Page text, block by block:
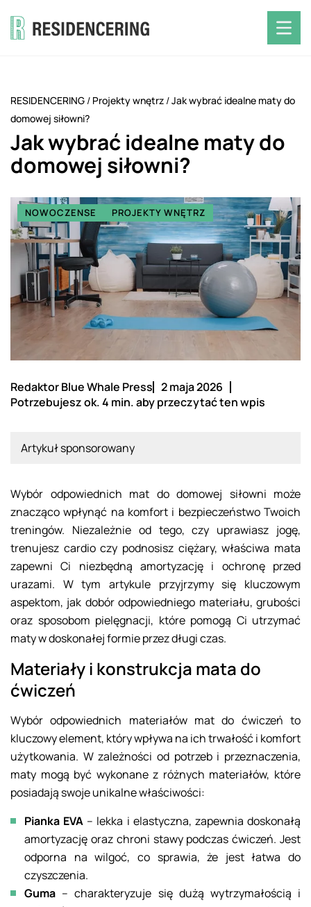
RESIDENCERING / Projekty wnętrz /Jak wybrać idealne maty do
domowej siłowni?
Jak wybrać idealne maty do
domowej siłowni?
NOWOCZENSE PROJEKTY WNĘTRZ
Redaktor Blue Whale Press 2 maja 2026
Potrzebujesz ok. 4 min. aby przeczytać ten wpis
Artykuł sponsorowany
Wybór odpowiednich mat do domowej siłowni może
znacząco wpłynąć na komfort i bezpieczeństwo Twoich
treningów. Niezależnie od tego, czy uprawiasz jogę,
trenujesz cardio czy podnosisz ciężary, właściwa mata
zapewni Ci niezbędną amortyzację i ochronę przed
urazami. W tym artykule przyjrzymy się kluczowym
aspektom, jak dobór odpowiedniego materiału, grubości
oraz sposobom pielęgnacji, które pomogą Ci utrzymać
maty w doskonałej formie przez długi czas.
Materiały i konstrukcja mata do
ćwiczeń
Wybór odpowiednich materiałów mat do ćwiczeń to
kluczowy element, który wpływa na ich trwałość i komfort
użytkowania. W zależności od potrzeb i przeznaczenia,
maty mogą być wykonane z różnych materiałów, które
posiadają swoje unikalne właściwości:
Pianka EVA – lekka i elastyczna, zapewnia doskonałą
amortyzację oraz chroni stawy podczas ćwiczeń. Jest
odporna na wilgoć, co sprawia, że jest łatwa do
czyszczenia.
Guma – charakteryzuje się dużą wytrzymałością i